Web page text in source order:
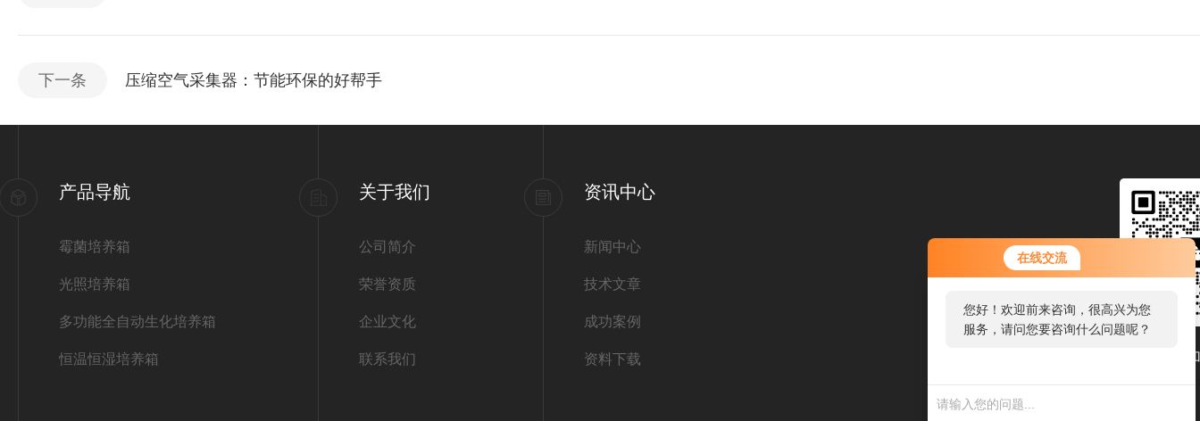
在线交流
您好！欢迎前来咨询，很高兴为您
服务，请问您要咨询什么问题呢？
下一条 压缩空气采集器：节能环保的好帮手
产品导航
霉菌培养箱
光照培养箱
多功能全自动生化培养箱
恒温恒湿培养箱
关于我们
公司简介
荣誉资质
企业文化
联系我们
资讯中心
新闻中心
技术文章
成功案例
资料下载 扫码